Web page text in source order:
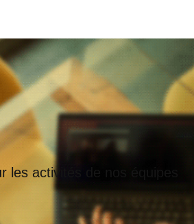
les activités de nos équipes